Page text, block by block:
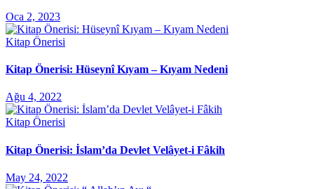
Oca 2, 2023
Kitap Önerisi
Kitap Önerisi: Hüseynî Kıyam – Kıyam Nedeni
Ağu 4, 2022
Kitap Önerisi
Kitap Önerisi: İslam’da Devlet Velâyet-i Fâkih
May 24, 2022